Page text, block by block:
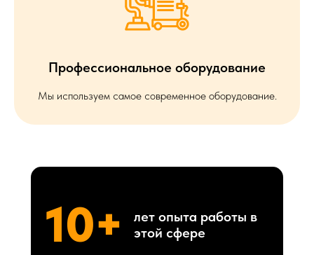
Профессиональное оборудование
Мы используем самое современное оборудование.
10+
лет опыта работы в
этой сфере